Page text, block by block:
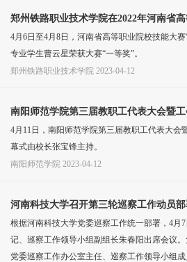
郑州铁路职业技术学院在2022年河南省
4月6日至4月8日，河南省高等职业院校技能大
专业学生曹云星荣获大赛“一等奖”。
郑州铁路职业技术学院 2023-04-12
南阳师范学院第三届教职工代表大会暨
4月11日，南阳师范学院第三届教职工代表大
幕式由校长张宝锋主持。
南阳师范学院 2023-04-12
河南科技大学召开第三轮巡察工作动员
根据河南科技大学党委巡察工作统一部署，4月
记、巡察工作领导小组副组长朱春阳出席会议
党委巡察工作办公室主任、巡察工作领导小组成